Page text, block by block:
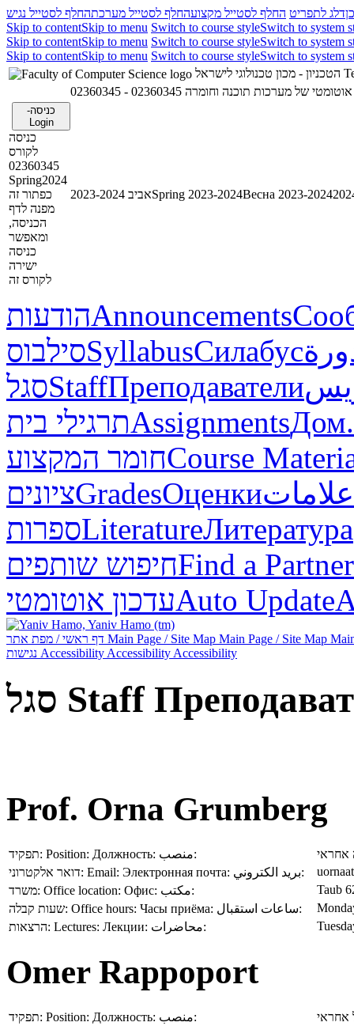
דלג לתפריט החלף לסטייל מקצועהחלף לסטייל מערכתהחלף לסטייל נגיש
Skip to contentSkip to menu Switch to course styleSwitch to system
Skip to contentSkip to menu Switch to course styleSwitch to system
Skip to contentSkip to menu Switch to course styleSwitch to system
- אימות אוטומטי של מערכות תוכנה וחומרה
כניסה-
Login
כניסה
לקורס
02360345
Spring2024
כפתור זה
מפנה לדף
הכניסה,
ומאפשר
כניסה
ישירה
לקורס זה
אביב 2023-2024Spring 2023-2024Весна 2023-2024
הודעותAnnouncements
סילבוסSyllabusСилабус
סגלStaffПреподаватели
תרגילי ביתAssignmentsДом.
חומר המקצועCourse
ציוניםGradesОценкиعلامات
ספרותLiteratureЛитература
חיפוש שותפיםFind a Partner
עדכון אוטומטיAuto Update
Main Page / Site Map Main Page / Site Map
Accessibility Accessibility Accessibility
סגל Staff
Prof. Orna Grumberg
תפקיד: Position: Должность: منصب:
אחראי
דואר אלקטרוני: Email: Электронная почта: بريد الكتروني:
משרד: Office location: Офис: مكتب:
Taub
שעות קבלה: Office hours: Часы приёма: ساعات استقبال:
הרצאות: Lectures: Лекции: محاضرات:
Omer Rappoport
תפקיד: Position: Должность: منصب:
אחראי